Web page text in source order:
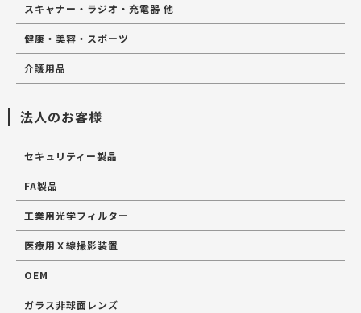
スキャナー・ラジオ・充電器 他
健康・美容・スポーツ
介護用品
法人のお客様
セキュリティー製品
FA製品
工業用光学フィルター
医療用Ｘ線撮影装置
OEM
ガラス非球面レンズ